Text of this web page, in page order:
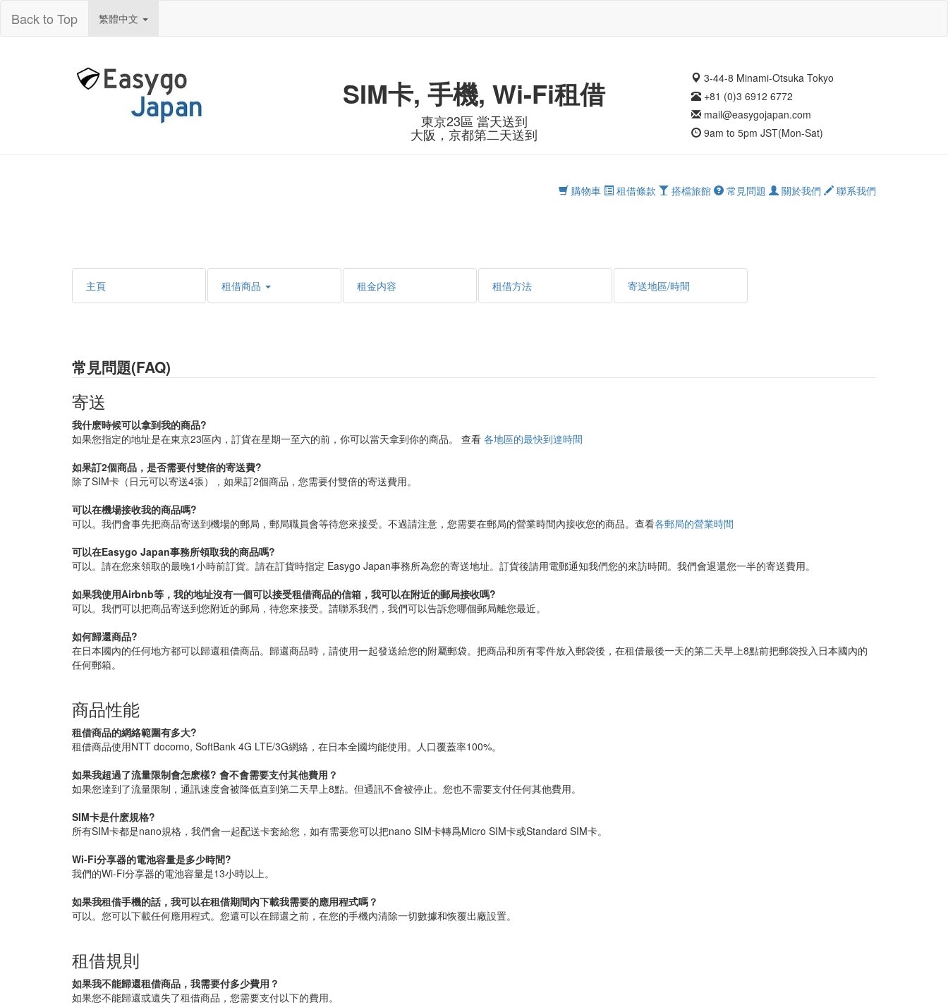
Back to Top 繁體中文
SIM卡, 手機, Wi-Fi租借
東京23區 當天送到
大阪，京都第二天送到
3-44-8 Minami-Otsuka Tokyo
+81 (0)3 6912 6772
mail@easygojapan.com
9am to 5pm JST(Mon-Sat)
購物車 租借條款 搭檔旅館 常見問題 關於我們 聯系我們
主頁 租借商品 租金内容 租借方法 寄送地區/時間
常見問題(FAQ)
寄送
我什麽時候可以拿到我的商品?
如果您指定的地址是在東京23區內，訂貨在星期一至六的前，你可以當天拿到你的商品。 查看 各地區的最快到達時間
如果訂2個商品，是否需要付雙倍的寄送費?
除了SIM卡（日元可以寄送4張），如果訂2個商品，您需要付雙倍的寄送費用。
可以在機場接收我的商品嗎?
可以。我們會事先把商品寄送到機場的郵局，郵局職員會等待您來接受。不過請注意，您需要在郵局的營業時間內接收您的商品。查看各郵局的營業時間
可以在Easygo Japan事務所領取我的商品嗎?
可以。請在您來領取的最晚1小時前訂貨。請在訂貨時指定 Easygo Japan事務所為您的寄送地址。訂貨後請用電郵通知我們您的來訪時間。我們會退還您一半的寄送費用。
如果我使用Airbnb等，我的地址沒有一個可以接受租借商品的信箱，我可以在附近的郵局接收嗎?
可以。我們可以把商品寄送到您附近的郵局，待您來接受。請聯系我們，我們可以告訴您哪個郵局離您最近。
如何歸還商品?
在日本國內的任何地方都可以歸還租借商品。歸還商品時，請使用一起發送給您的附屬郵袋。把商品和所有零件放入郵袋後，在租借最後一天的第二天早上8點前把郵袋投入日本國內的
任何郵箱。
商品性能
租借商品的網絡範圍有多大?
租借商品使用NTT docomo, SoftBank 4G LTE/3G網絡，在日本全國均能使用。人口覆蓋率100%。
如果我超過了流量限制會怎麽樣? 會不會需要支付其他費用？
如果您達到了流量限制，通訊速度會被降低直到第二天早上8點。但通訊不會被停止。您也不需要支付任何其他費用。
SIM卡是什麽規格?
所有SIM卡都是nano規格，我們會一起配送卡套給您，如有需要您可以把nano SIM卡轉爲Micro SIM卡或Standard SIM卡。
Wi-Fi分享器的電池容量是多少時間?
我們的Wi-Fi分享器的電池容量是13小時以上。
如果我租借手機的話，我可以在租借期間內下載我需要的應用程式嗎？
可以。您可以下載任何應用程式。您還可以在歸還之前，在您的手機內清除一切數據和恢覆出廠設置。
租借規則
如果我不能歸還租借商品，我需要付多少費用？
如果您不能歸還或遺失了租借商品，您需要支付以下的費用。